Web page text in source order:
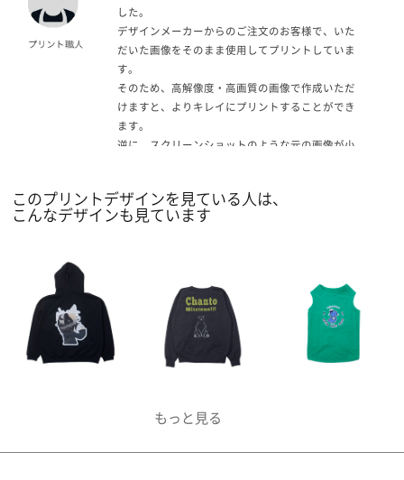
した。
デザインメーカーからのご注文のお客様で、いた
だいた画像をそのまま使用してプリントしていま
す。
そのため、高解像度・高画質の画像で作成いただ
けますと、よりキレイにプリントすることができ
ます。
逆に、スクリーンショットのような元の画像が小
このプリントデザインを見ている人は、
こんなデザインも見ています